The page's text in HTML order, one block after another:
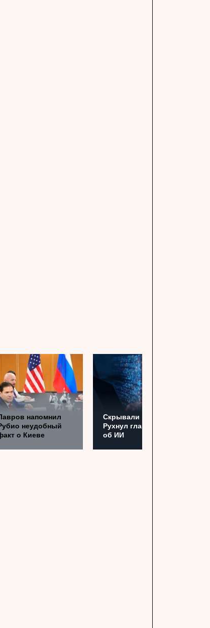
напомнил
неудобный
о Киеве
Скрывали годами.
Рухнул главный миф
об ИИ